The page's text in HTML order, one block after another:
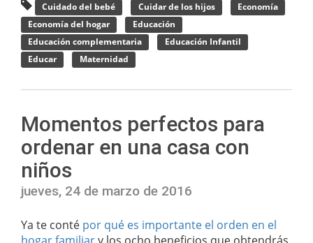
Cuidado del bebé Cuidar de los hijos
Economía
Economía del hogar
Educación
Educación complementaria
Educación Infantil
Educar
Maternidad
Momentos perfectos para
ordenar en una casa con
niños
jueves, 24 de marzo de 2016
Ya te conté por qué es importante el orden en el